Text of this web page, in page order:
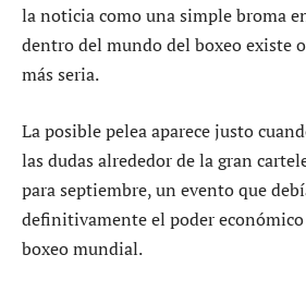
la noticia como una simple broma
dentro del mundo del boxeo existe
más seria.
La posible pelea aparece justo
las dudas alrededor de la gran
para septiembre, un evento que
definitivamente el poder
boxeo mundial.